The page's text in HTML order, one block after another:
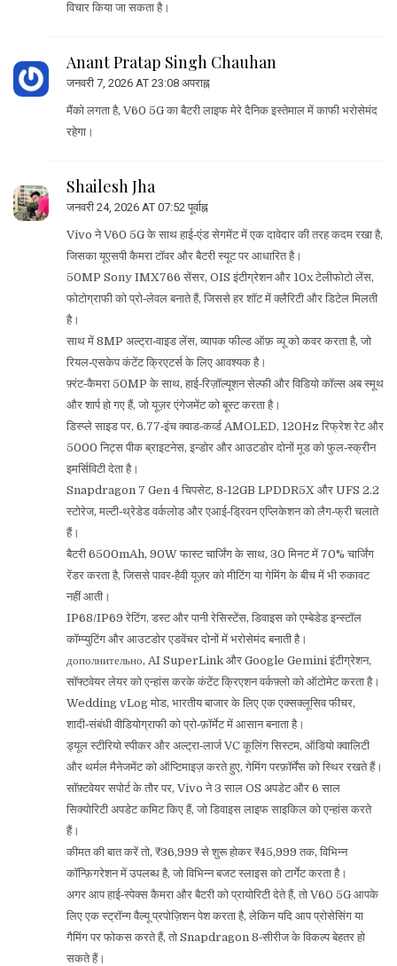
विचार किया जा सकता है।
Anant Pratap Singh Chauhan
जनवरी 7, 2026 AT 23:08 अपराह्न
मैंको लगता है, V60 5G का बैटरी लाइफ मेरे दैनिक इस्तेमाल में काफी भरोसेमंद
रहेगा।
Shailesh Jha
जनवरी 24, 2026 AT 07:52 पूर्वाह्न
Vivo ने V60 5G के साथ हाई‑एंड सेगमेंट में एक दावेदार की तरह कदम रखा है,
जिसका यूएसपी कैमरा टॉवर और बैटरी स्यूट पर आधारित है।
50MP Sony IMX766 सेंसर, OIS इंटीग्रेशन और 10x टेलीफोटो लेंस,
फोटोग्राफी को प्रो‑लेवल बनाते हैं, जिससे हर शॉट में क्लैरिटी और डिटेल मिलती
है।
साथ में 8MP अल्ट्रा‑वाइड लेंस, व्यापक फील्ड ऑफ़ व्यू को कवर करता है, जो
रियल‑एसकेप कंटेंट क्रिएटर्स के लिए आवश्यक है।
फ़्रंट‑कैमरा 50MP के साथ, हाई‑रिज़ॉल्यूशन सेल्फी और विडियो कॉल्स अब स्मूथ
और शार्प हो गए हैं, जो यूज़र एंगेजमेंट को बूस्ट करता है।
डिस्प्ले साइड पर, 6.77‑इंच क्वाड‑कर्व्ड AMOLED, 120Hz रिफ्रेश रेट और
5000 निट्स पीक ब्राइटनेस, इन्डोर और आउटडोर दोनों मूड को फुल‑स्क्रीन
इमर्सिविटी देता है।
Snapdragon 7 Gen 4 चिपसेट, 8‑12GB LPDDR5X और UFS 2.2
स्टोरेज, मल्टी‑थ्रेडेड वर्कलोड और एआई‑ड्रिवन एप्लिकेशन को लैग‑फ्री चलाते
हैं।
बैटरी 6500mAh, 90W फास्ट चार्जिंग के साथ, 30 मिनट में 70% चार्जिंग
रेंडर करता है, जिससे पावर‑हैवी यूज़र को मीटिंग या गेमिंग के बीच में भी रुकावट
नहीं आती।
IP68/IP69 रेटिंग, डस्ट और पानी रेसिस्टेंस, डिवाइस को एम्बेडेड इन्स्टॉल
कॉम्प्युटिंग और आउटडोर एडवेंचर दोनों में भरोसेमंद बनाती है।
дополнительно, AI SuperLink और Google Gemini इंटीग्रेशन,
सॉफ्टवेयर लेयर को एन्हांस करके कंटेंट क्रिएशन वर्कफ़्लो को ऑटोमेट करता है।
Wedding vLog मोड, भारतीय बाजार के लिए एक एक्सक्लूसिव फीचर,
शादी‑संबंधी वीडियोग्राफी को प्रो‑फ़ॉर्मेट में आसान बनाता है।
ड्यूल स्टीरियो स्पीकर और अल्ट्रा‑लार्ज VC कूलिंग सिस्टम, ऑडियो क्वालिटी
और थर्मल मैनेजमेंट को ऑप्टिमाइज़ करते हुए, गेमिंग परफ़ॉर्मेंस को स्थिर रखते हैं।
सॉफ़्टवेयर सपोर्ट के तौर पर, Vivo ने 3 साल OS अपडेट और 6 साल
सिक्योरिटी अपडेट कमिट किए हैं, जो डिवाइस लाइफ साइकिल को एन्हांस करते
हैं।
कीमत की बात करें तो, ₹36,999 से शुरू होकर ₹45,999 तक, विभिन्न
कॉन्फ़िगरेशन में उपलब्ध है, जो विभिन्न बजट स्लाइस को टार्गेट करता है।
अगर आप हाई‑स्पेक्स कैमरा और बैटरी को प्रायोरिटी देते हैं, तो V60 5G आपके
लिए एक स्ट्रॉन्ग वैल्यू प्रपोज़िशन पेश करता है, लेकिन यदि आप प्रोसेसिंग या
गैमिंग पर फोकस करते हैं, तो Snapdragon 8‑सीरीज के विकल्प बेहतर हो
सकते हैं।